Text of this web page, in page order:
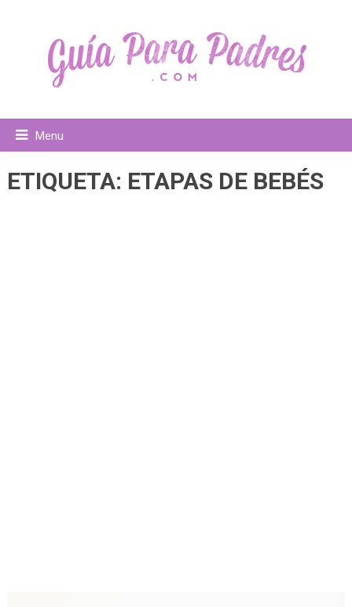
Menu
ETIQUETA: ETAPAS DE BEBÉS